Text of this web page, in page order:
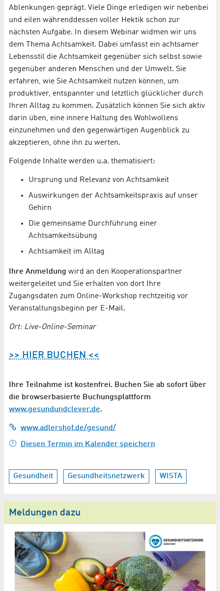
Ablenkungen geprägt. Viele Dinge erledigen wir nebenbei
und eilen währenddessen voller Hektik schon zur
nächsten Aufgabe. In diesem Webinar widmen wir uns
dem Thema Achtsamkeit. Dabei umfasst ein achtsamer
Lebensstil die Achtsamkeit gegenüber sich selbst sowie
gegenüber anderen Menschen und der Umwelt. Sie
erfahren, wie Sie Achtsamkeit nutzen können, um
produktiver, entspannter und letztlich glücklicher durch
Ihren Alltag zu kommen. Zusätzlich können Sie sich aktiv
darin üben, eine innere Haltung des Wohlwollens
einzunehmen und den gegenwärtigen Augenblick zu
akzeptieren, ohne ihn zu werten.
Folgende Inhalte werden u.a. thematisiert:
Ursprung und Relevanz von Achtsamkeit
Auswirkungen der Achtsamkeitspraxis auf unser
Gehirn
Die gemeinsame Durchführung einer
Achtsamkeitsübung
Achtsamkeit im Alltag
Ihre Anmeldung wird an den Kooperationspartner
weitergeleitet und Sie erhalten von dort Ihre
Zugangsdaten zum Online-Workshop rechtzeitig vor
Veranstaltungsbeginn per E-Mail.
Ort: Live-Online-Seminar
>> HIER BUCHEN <<
Ihre Teilnahme ist kostenfrei. Buchen Sie ab sofort über
die browserbasierte Buchungsplattform
www.gesundundclever.de.
www.adlershof.de/gesund/
Diesen Termin im Kalender speichern
Gesundheit Gesundheitsnetzwerk WISTA
Meldungen dazu